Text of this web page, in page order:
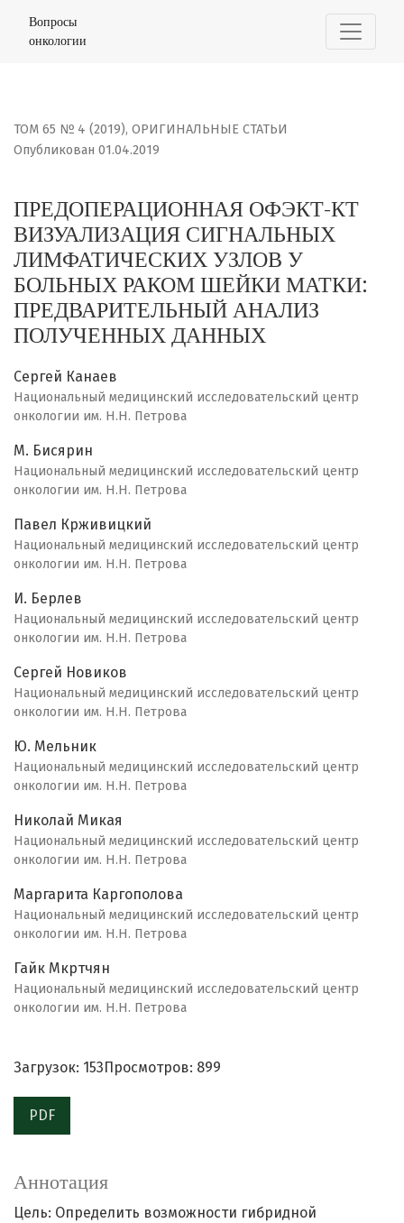
ПРЕДОПЕРАЦИОННАЯ ОФЭКТ-КТ ВИЗУАЛИЗАЦИЯ
Вопросы
онкологии
ТОМ 65 № 4 (2019), ОРИГИНАЛЬНЫЕ СТАТЬИ
ПРЕДОПЕРАЦИОННАЯ ОФЭКТ-КТ
ВИЗУАЛИЗАЦИЯ СИГНАЛЬНЫХ
ЛИМФАТИЧЕСКИХ УЗЛОВ У
БОЛЬНЫХ РАКОМ ШЕЙКИ МАТКИ:
ПРЕДВАРИТЕЛЬНЫЙ АНАЛИЗ
ПОЛУЧЕННЫХ ДАННЫХ
Опубликован 01.04.2019
Сергей Канаев
Национальный медицинский исследовательский центр
онкологии им. Н.Н. Петрова
М. Бисярин
Национальный медицинский исследовательский центр
онкологии им. Н.Н. Петрова
Павел Крживицкий
Национальный медицинский исследовательский центр
онкологии им. Н.Н. Петрова
И. Берлев
Национальный медицинский исследовательский центр
онкологии им. Н.Н. Петрова
Сергей Новиков
Национальный медицинский исследовательский центр
онкологии им. Н.Н. Петрова
Ю. Мельник
Национальный медицинский исследовательский центр
онкологии им. Н.Н. Петрова
Николай Микая
Национальный медицинский исследовательский центр
онкологии им. Н.Н. Петрова
Маргарита Каргополова
Национальный медицинский исследовательский центр
онкологии им. Н.Н. Петрова
Гайк Мкртчян
Национальный медицинский исследовательский центр
онкологии им. Н.Н. Петрова
Загрузок: 153 Просмотров: 899
PDF
Аннотация
Цель: Определить возможности гибридной